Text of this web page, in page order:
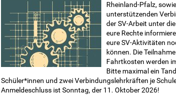
Rheinland-Pfalz,
unterstützenden
der SV-Arbeit unter
eure Rechte
eure SV-Aktivitäten
können. Die
Fahrtkosten werden
Bitte maximal ein
Schüler*innen und zwei Verbindungslehrkräften je
Anmeldeschluss ist Sonntag, der 11. Oktober 2026!